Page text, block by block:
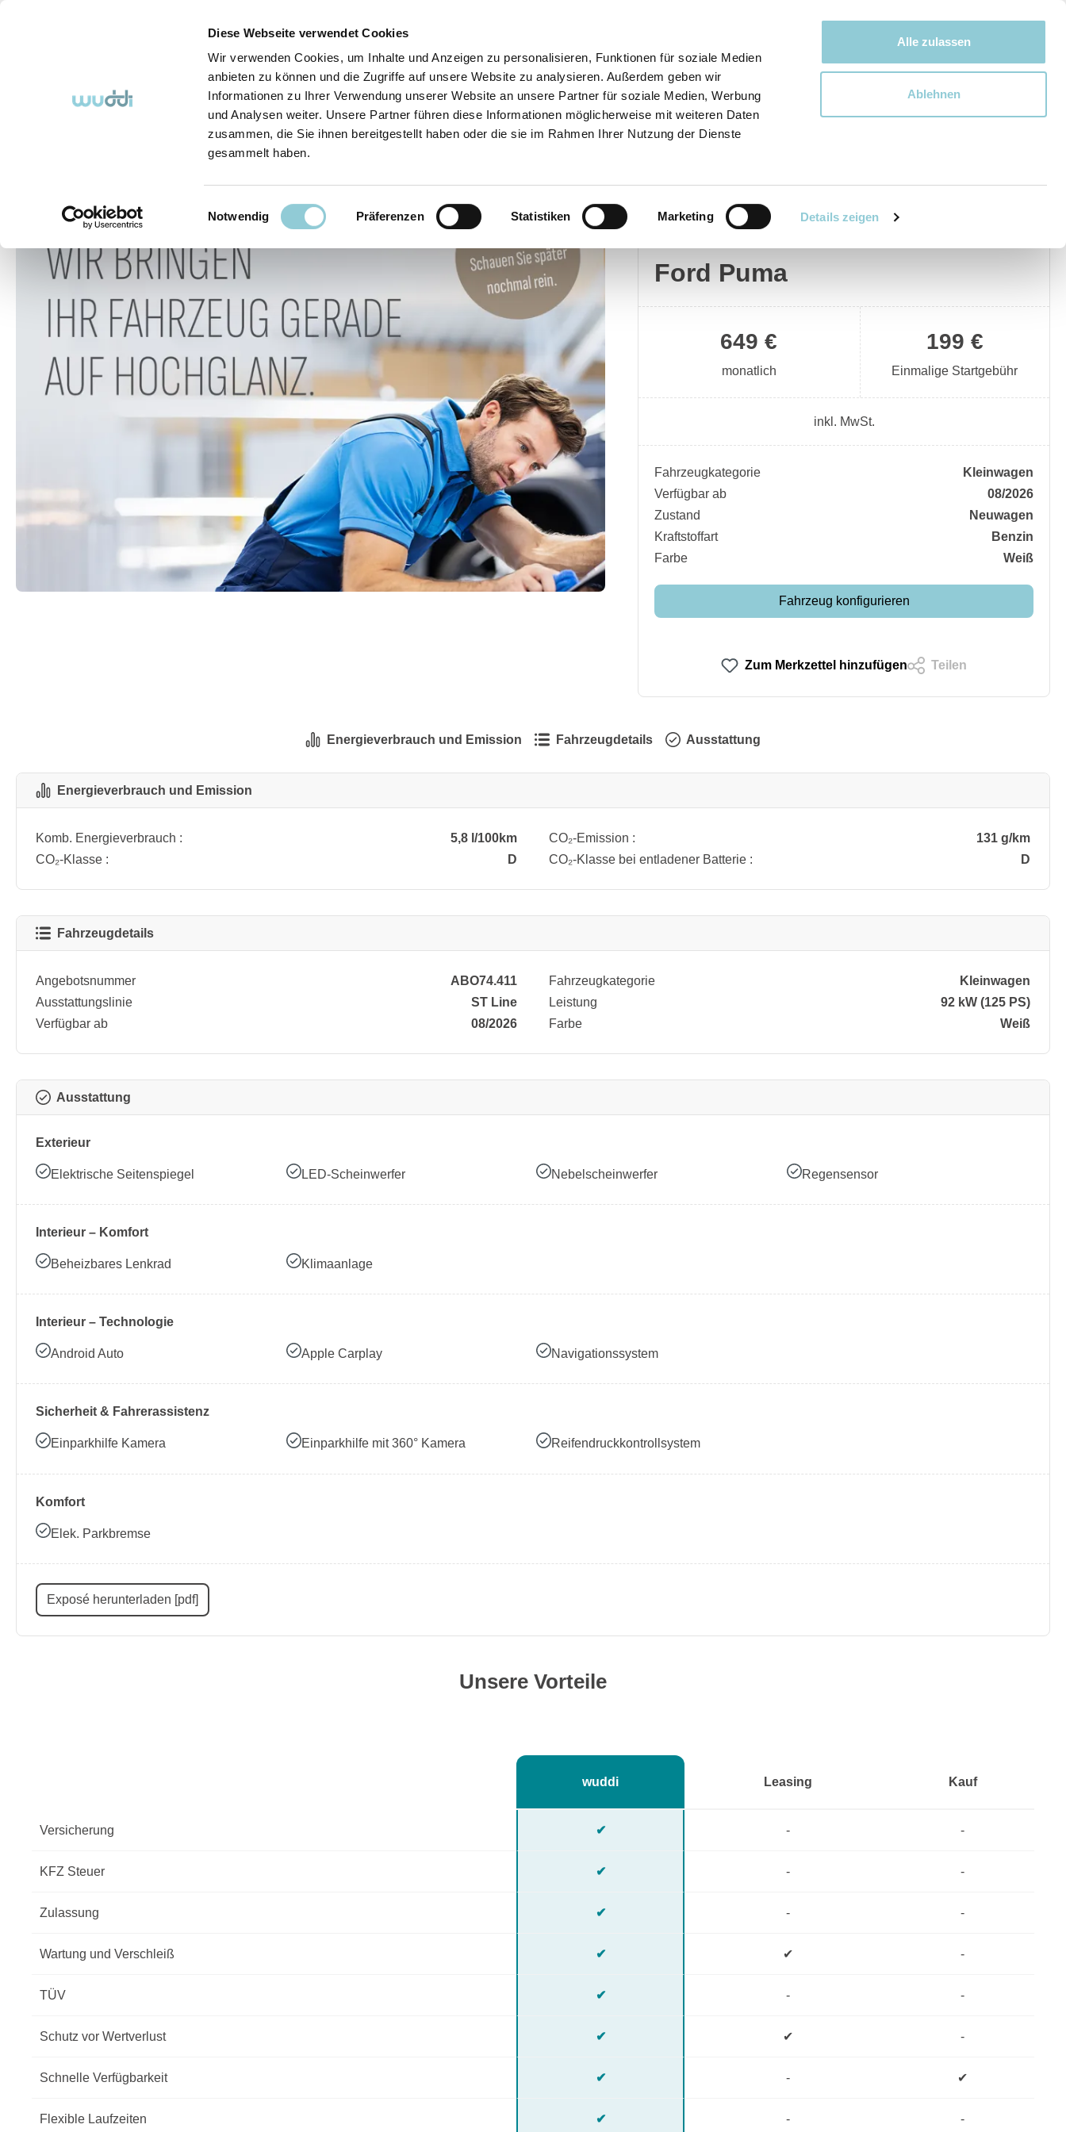
Diese Webseite verwendet Cookies
Wir verwenden Cookies, um Inhalte und Anzeigen zu personalisieren, Funktionen für soziale Medien
anbieten zu können und die Zugriffe auf unsere Website zu analysieren. Außerdem geben wir
Informationen zu Ihrer Verwendung unserer Website an unsere Partner für soziale Medien, Werbung
und Analysen weiter. Unsere Partner führen diese Informationen möglicherweise mit weiteren Daten
zusammen, die Sie ihnen bereitgestellt haben oder die sie im Rahmen Ihrer Nutzung der Dienste
gesammelt haben.
Einwilligungsauswahl
Notwendig Präferenzen Statistiken Marketing Details zeigen
Alle zulassen
Ablehnen
Bewegen bewegt uns!
Abo-Fahrzeuge So funktioniert's (FAQ) Über Uns Kontakt
Bildergalerie überspringen
Ford Puma
199 €
Einmalige Startgebühr
649 €
monatlich
inkl. MwSt.
Fahrzeugkategorie
Kleinwagen
Verfügbar ab
08/2026
Zustand
Neuwagen
Kraftstoffart
Benzin
Farbe
Weiß
Fahrzeug konfigurieren
Zum Merkzettel hinzufügen Teilen
Energieverbrauch und Emission Fahrzeugdetails Ausstattung
Energieverbrauch und Emission
Komb. Energieverbrauch : 5,8 l/100km CO₂-Emission :
131 g/km
CO₂-Klasse :
D CO₂-Klasse bei entladener Batterie : D
Fahrzeugdetails
Angebotsnummer
ABO74.411
Ausstattungslinie
ST Line
Verfügbar ab
08/2026
Fahrzeugkategorie
Kleinwagen
Leistung
92 kW (125 PS)
Farbe
Weiß
Ausstattung
Exterieur
Elektrische Seitenspiegel LED-Scheinwerfer Nebelscheinwerfer Regensensor
Interieur – Komfort
Beheizbares Lenkrad Klimaanlage
Interieur – Technologie
Android Auto Apple Carplay Navigationssystem
Sicherheit & Fahrerassistenz
Einparkhilfe Kamera Einparkhilfe mit 360° Kamera Reifendruckkontrollsystem
Komfort
Elek. Parkbremse
Exposé herunterladen [pdf]
Unsere Vorteile
wuddi Leasing Kauf
Versicherung ✔ - -
KFZ Steuer ✔ - -
Zulassung ✔ - -
Wartung und Verschleiß ✔ ✔ -
TÜV ✔ - -
Schutz vor Wertverlust ✔ ✔ -
Schnelle Verfügbarkeit ✔ - ✔
Flexible Laufzeiten ✔ - -